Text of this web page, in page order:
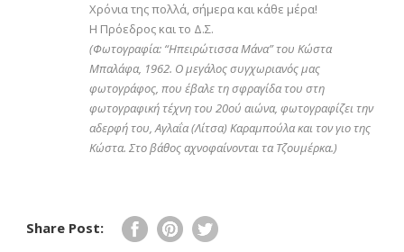
Χρόνια της πολλά, σήμερα και κάθε μέρα!
Η Πρόεδρος και το Δ.Σ.
(Φωτογραφία: “Ηπειρώτισσα Μάνα” του Κώστα
Μπαλάφα, 1962. Ο μεγάλος συγχωριανός μας
φωτογράφος, που έβαλε τη σφραγίδα του στη
φωτογραφική τέχνη του 20ού αιώνα, φωτογραφίζει την
αδερφή του, Αγλαΐα (Λίτσα) Καραμπούλα και τον γιο της
Κώστα. Στο βάθος αχνοφαίνονται τα Τζουμέρκα.)
Share Post: